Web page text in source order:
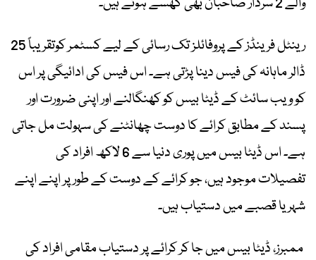
رینٹل فرینڈز کے پروفائلز تک رسائی کے لیے کسٹمر کوتقریباً 25
ڈالر ماہانہ کی فیس دینا پڑتی ہے۔ اس فیس کی ادائیگی پر اس
کو ویب سائٹ کے ڈیٹا بیس کو کھنگالنے اور اپنی ضرورت اور
پسند کے مطابق کرائے کا دوست چھانٹنے کی سہولت مل جاتی
ہے۔ اس ڈیٹا بیس میں پوری دنیا سے 6 لاکھ افراد کی
تفصیلات موجود ہیں، جو کرائے کے دوست کے طور پر اپنے اپنے
شہر یا قصبے میں دستیاب ہیں۔
ممبرز، ڈیٹا بیس میں جا کر کرائے پر دستیاب مقامی افراد کی